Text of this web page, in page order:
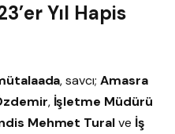
Yıl Hapis
, savcı; Amasra
, İşletme Müdürü
Mehmet Turalve İş